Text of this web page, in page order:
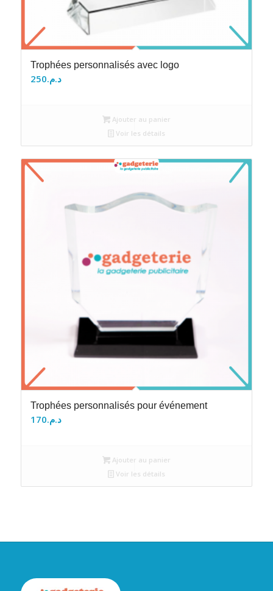
Trophées personnalisés avec logo
د.م.250
Ajouter au panier
Voir les détails
Trophées personnalisés pour événement
د.م.170
Ajouter au panier
Voir les détails